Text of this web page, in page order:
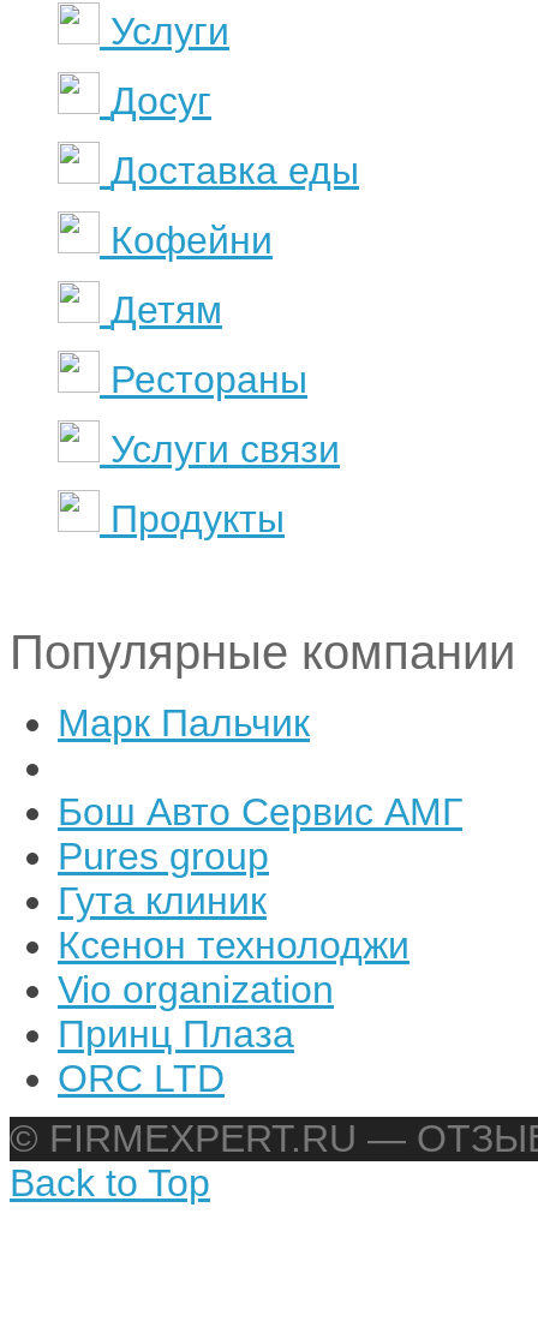
Услуги
Досуг
Доставка еды
Кофейни
Детям
Рестораны
Услуги связи
Продукты
Популярные компании
Марк Пальчик
Бош Авто Сервис АМГ
Pures group
Гута клиник
Ксенон технолоджи
Vio organization
Принц Плаза
ORC LTD
© FIRMEXPERT.RU —
Back to Top